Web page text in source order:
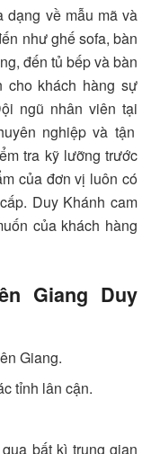
dạng về mẫu mã và
như ghế sofa, bàn
đến tủ bếp và bàn
cho khách hàng sự
ngũ nhân viên tại
nghiệp và tận
tra kỹ lưỡng trước
của đơn vị luôn có
Duy Khánh cam
của khách hàng
Giang Duy
Giang.
tỉnh lân cận.
bất kì trung gian